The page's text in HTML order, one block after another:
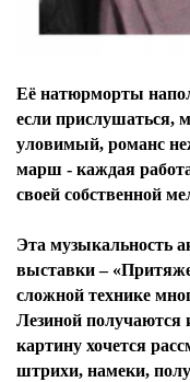
Её натюрморты
если прислушаться,
уловимый, романс
марш - каждая
своей собственной
Эта музыкальность
выставки –
сложной технике
Лезиной
картину хочется
штрихи, намеки,